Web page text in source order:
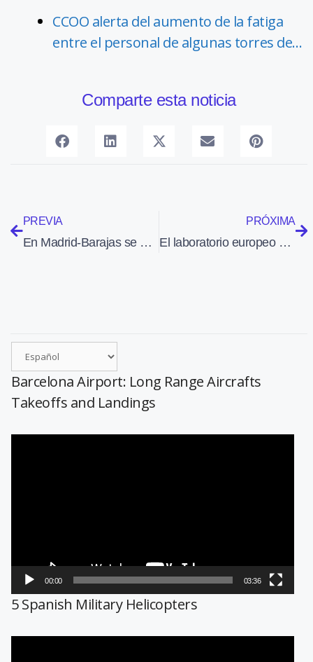
CCOO alerta del aumento de la fatiga
entre el personal de algunas torres de…
Comparte esta noticia
PREVIA
En Madrid-Barajas se atendieron en 2009 a casi 270 mil personas con movilidad reducida
PRÓXIMA
El laboratorio europeo Columbus cumple dos años en la Estación Espacial Internacional
Barcelona Airport: Long Range Aircrafts
Takeoffs and Landings
00:00 03:36
5 Spanish Military Helicopters